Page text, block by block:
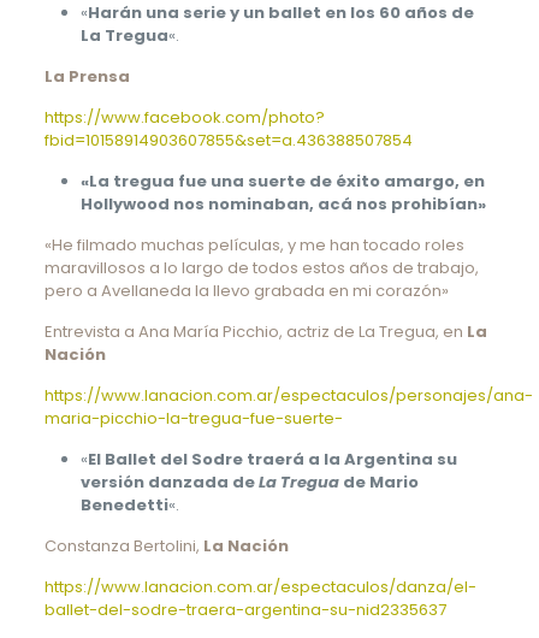
«Harán una serie y un ballet en los 60 años de
La Tregua«.
La Prensa
https://www.facebook.com/photo?
fbid=10158914903607855&set=a.436388507854
«La tregua fue una suerte de éxito amargo, en
Hollywood nos nominaban, acá nos prohibían»
«He filmado muchas películas, y me han tocado roles
maravillosos a lo largo de todos estos años de trabajo,
pero a Avellaneda la llevo grabada en mi corazón»
Entrevista a Ana María Picchio, actriz de La Tregua, en La
Nación
https://www.lanacion.com.ar/espectaculos/personajes/ana-
maria-picchio-la-tregua-fue-suerte-
«El Ballet del Sodre traerá a la Argentina su
versión danzada deLa Treguade Mario
Benedetti«.
Constanza Bertolini, La Nación
https://www.lanacion.com.ar/espectaculos/danza/el-
ballet-del-sodre-traera-argentina-su-nid2335637